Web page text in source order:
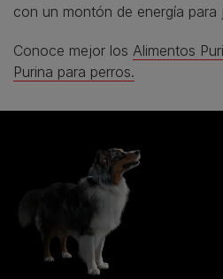
con un montón de energía para
Conoce mejor los Alimentos
Purina para perros.